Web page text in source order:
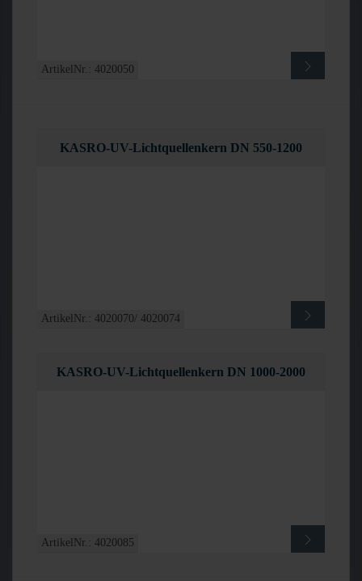
ArtikelNr.: 4020050
KASRO-UV-Lichtquellenkern DN 550-1200
ArtikelNr.: 4020070/ 4020074
KASRO-UV-Lichtquellenkern DN 1000-2000
ArtikelNr.: 4020085